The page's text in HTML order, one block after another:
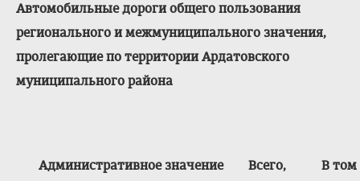
Автомобильные дороги общего пользования
регионального и межмуниципального значения,
пролегающие по территории Ардатовского
муниципального района
Административное значение
Всего,
В том